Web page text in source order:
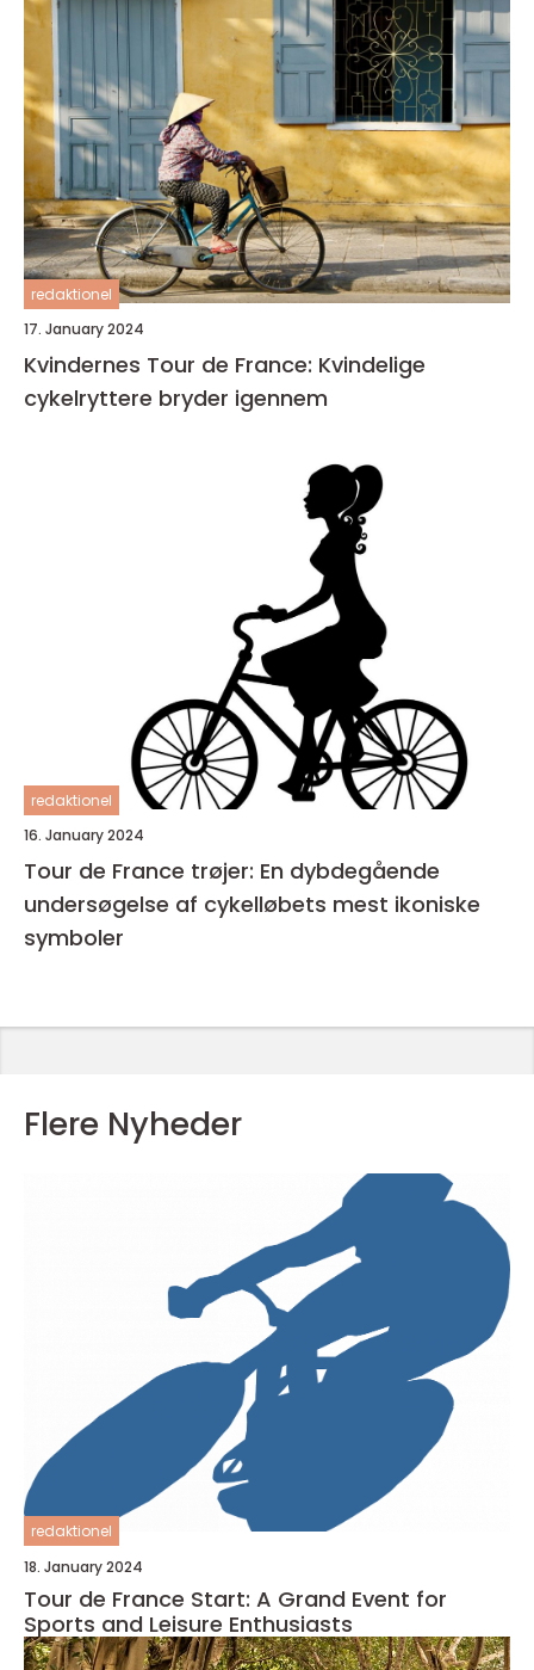
redaktionel
17. January 2024
Kvindernes Tour de France: Kvindelige
cykelryttere bryder igennem
redaktionel
16. January 2024
Tour de France trøjer: En dybdegående
undersøgelse af cykelløbets mest ikoniske
symboler
Flere Nyheder
redaktionel
18. January 2024
Tour de France Start: A Grand Event for
Sports and Leisure Enthusiasts